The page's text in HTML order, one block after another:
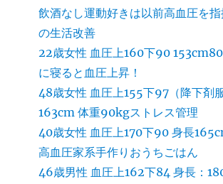
飲酒なし運動好きは以前高血圧を
の生活改善
22歳女性 血圧上160下90
に寝ると血圧上昇！
48歳女性 血圧上155下97（降下剤
163cm 体重90kgストレス管理
40歳女性 血圧上170下90 身長
高血圧家系手作りおうちごはん
46歳男性 血圧上162下84 身長：